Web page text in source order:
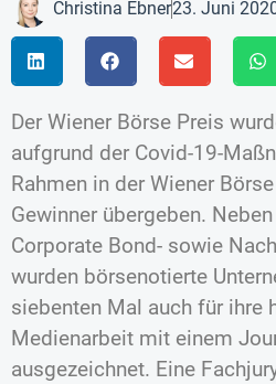
Christina Ebner23. Juni
Der Wiener Börse Preis
aufgrund der Covid-19-
Rahmen in der Wiener
Gewinner übergeben. Neben
Corporate Bond- sowie
wurden börsenotierte
siebenten Mal auch für ihre
Medienarbeit mit einem
ausgezeichnet. Eine